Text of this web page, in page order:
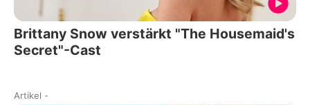
Brittany Snow verstärkt "The Housemaid's
Secret"-Cast
Artikel -